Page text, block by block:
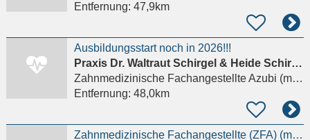
Entfernung: 47,9km
Ausbildungsstart noch in 2026!!!
Praxis Dr. Waltraut Schirgel & Heide Schirgel GbR
Zahnmedizinische Fachangestellte Azubi (m/w/d)
Entfernung: 48,0km
Zahnmedizinische Fachangestellte (ZFA) (m/w/d)